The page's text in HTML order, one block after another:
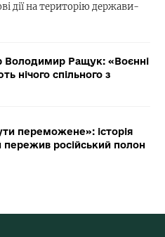
дії на територію держави-
Володимир Ращук: «Воєнні
нічого спільного з
переможене»: історія
пережив російський полон